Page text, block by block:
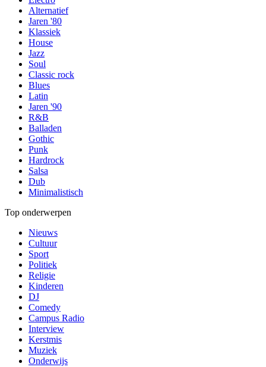
Alternatief
Jaren '80
Klassiek
House
Jazz
Soul
Classic rock
Blues
Latin
Jaren '90
R&B
Balladen
Gothic
Punk
Hardrock
Salsa
Dub
Minimalistisch
Top onderwerpen
Nieuws
Cultuur
Sport
Politiek
Religie
Kinderen
DJ
Comedy
Campus Radio
Interview
Kerstmis
Muziek
Onderwijs